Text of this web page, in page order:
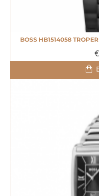
BOSS HB1514058